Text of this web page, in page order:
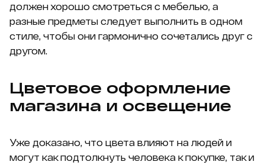
должен хорошо смотреться с мебелью, а
разные предметы следует выполнить в одном
стиле, чтобы они гармонично сочетались друг с
другом.
Цветовое оформление
магазина и освещение
Уже доказано, что цвета влияют на людей и
могут как подтолкнуть человека к покупке, так и